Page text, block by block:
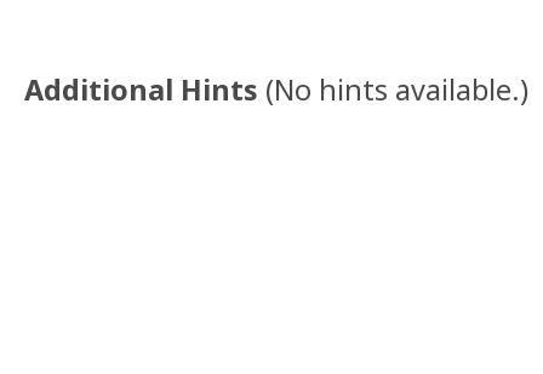
Additional Hints (No hints available.)